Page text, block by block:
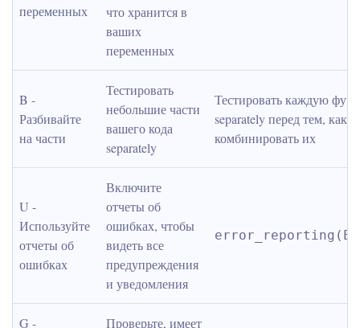
переменных
что хранится в
ваших
переменных
B -
Разбивайте
на части
Тестировать
небольшие части
вашего кода
separately
Тестировать каждую
separately перед тем, как
комбинировать их
U -
Используйте
отчеты об
ошибках
Включите
отчеты об
ошибках, чтобы
видеть все
предупреждения
и уведомления
G -
Проверьте, имеет